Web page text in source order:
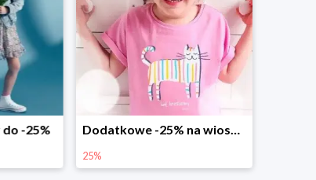
-25% Dodatkowe -25% na wiosenne nowości
25%